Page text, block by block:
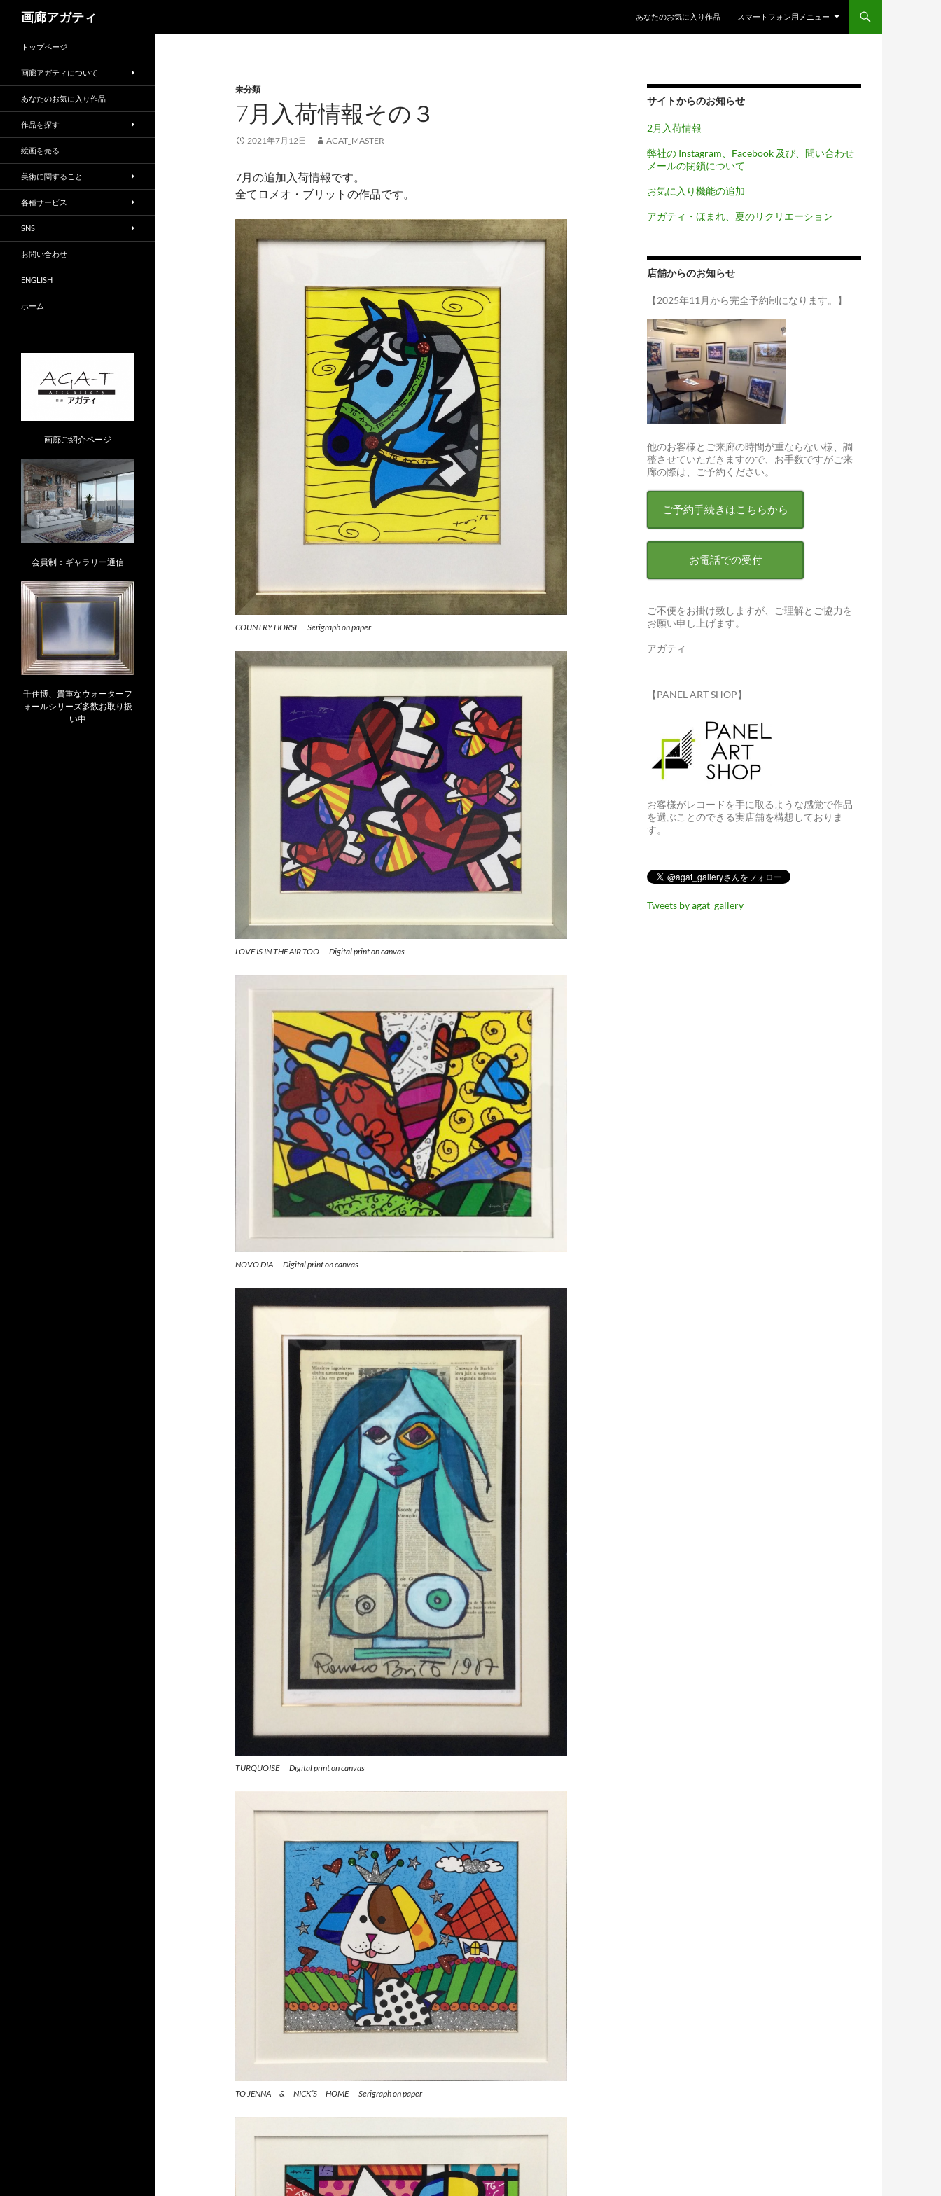
画廊アガティ
あなたのお気に入り作品
スマートフォン用メニュー
未分類
7月入荷情報その３
2021年7月12日 AGAT_MASTER
7月の追加入荷情報です。
全てロメオ・ブリットの作品です。
COUNTRY HORSE Serigraph on paper
LOVE IS IN THE AIR TOO Digital print on canvas
NOVO DIA Digital print on canvas
TURQUOISE Digital print on canvas
TO JENNA & NICK’S HOME Serigraph on paper
サイトからのお知らせ
2月入荷情報
弊社の Instagram、Facebook 及び、問い合わせ
メールの閉鎖について
お気に入り機能の追加
アガティ・ほまれ、夏のリクリエーション
店舗からのお知らせ
【2025年11月から完全予約制になります。】
他のお客様とご来廊の時間が重ならない様、調
整させていただきますので、お手数ですがご来
廊の際は、ご予約ください。
ご予約手続きはこちらから
お電話での受付
ご不便をお掛け致しますが、ご理解とご協力を
お願い申し上げます。
アガティ
【PANEL ART SHOP】
お客様がレコードを手に取るような感覚で作品
を選ぶことのできる実店舗を構想しておりま
す。
Tweets by agat_gallery
トップページ
画廊アガティについて
あなたのお気に入り作品
作品を探す
絵画を売る
美術に関すること
各種サービス
SNS
お問い合わせ
ENGLISH
ホーム
画廊ご紹介ページ
会員制：ギャラリー通信
千住博、貴重なウォーターフ
ォールシリーズ多数お取り扱
い中